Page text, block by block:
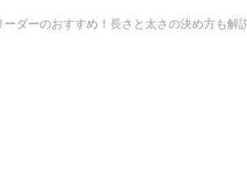
ダーのおすすめ！長さと太さの決め方も解